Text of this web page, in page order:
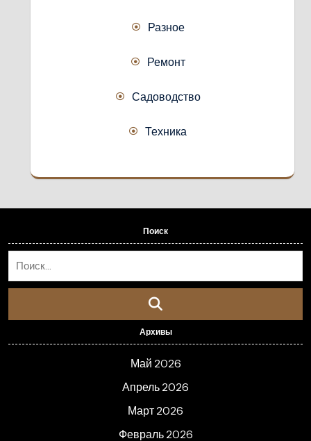
Разное
Ремонт
Садоводство
Техника
Поиск
Архивы
Май 2026
Апрель 2026
Март 2026
Февраль 2026